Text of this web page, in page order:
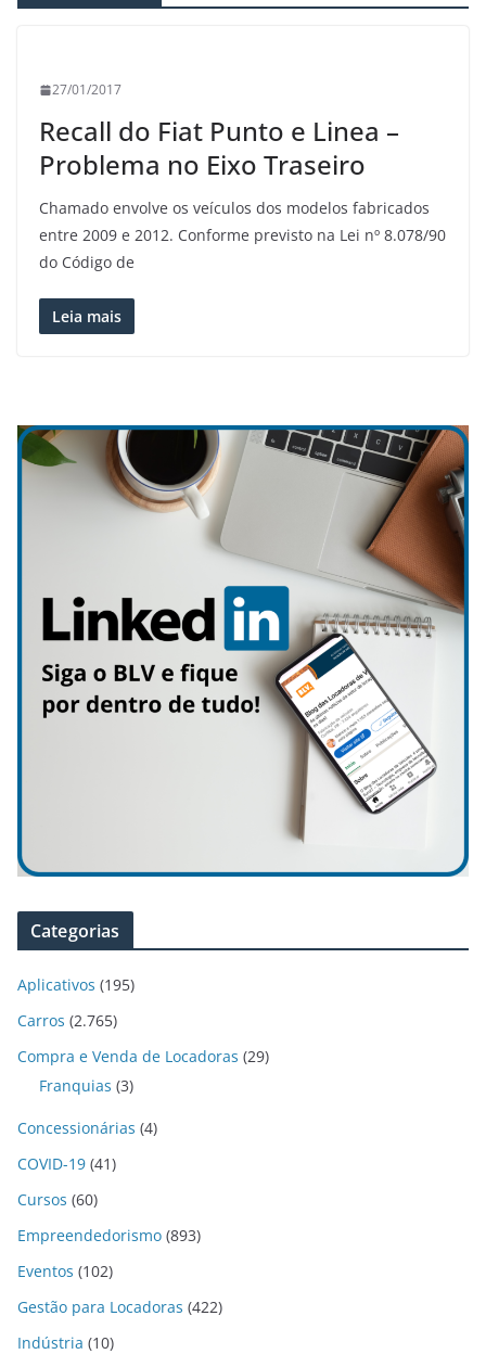
27/01/2017
Recall do Fiat Punto e Linea –
Problema no Eixo Traseiro
Chamado envolve os veículos dos modelos fabricados
entre 2009 e 2012. Conforme previsto na Lei nº 8.078/90
do Código de
Leia mais
Categorias
Aplicativos (195)
Carros (2.765)
Compra e Venda de Locadoras (29)
Franquias (3)
Concessionárias (4)
COVID-19 (41)
Cursos (60)
Empreendedorismo (893)
Eventos (102)
Gestão para Locadoras (422)
Indústria (10)